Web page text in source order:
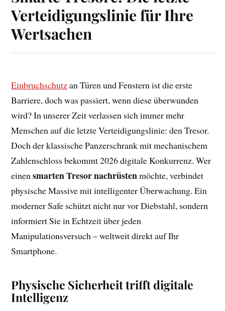
Verteidigungslinie für Ihre
Wertsachen
Einbruchschutzan Türen und Fenstern ist die erste
Barriere, doch was passiert, wenn diese überwunden
wird? In unserer Zeit verlassen sich immer mehr
Menschen auf die letzte Verteidigungslinie: den Tresor.
Doch der klassische Panzerschrank mit mechanischem
Zahlenschloss bekommt 2026 digitale Konkurrenz. Wer
einensmarten Tresor nachrüstenmöchte, verbindet
physische Massive mit intelligenter Überwachung. Ein
moderner Safe schützt nicht nur vor Diebstahl, sondern
informiert Sie in Echtzeit über jeden
Manipulationsversuch – weltweit direkt auf Ihr
Smartphone.
Physische Sicherheit trifft digitale
Intelligenz